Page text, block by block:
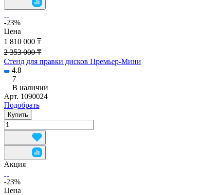
-23%
Цена
1 810 000 ₸
2 353 000 ₸
Стенд для правки дисков Премьер-Мини
4.8
7
В наличии
Арт. 1090024
Подобрать
Купить
Акция
-23%
Цена